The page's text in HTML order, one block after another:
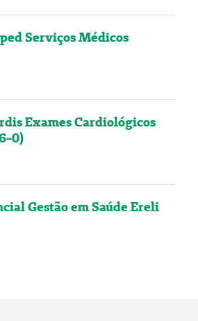
Serviços Médicos
Exames Cardiológicos
0)
Gestão em Saúde Ereli